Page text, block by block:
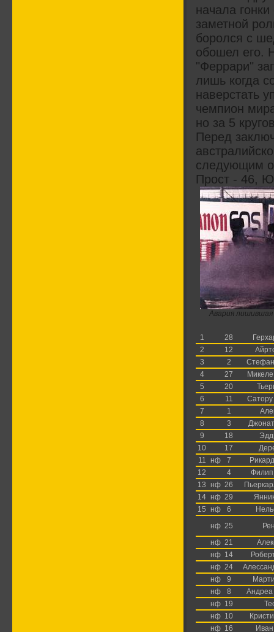
начала
заметной
боролся с
обошел его.
"Феррари"
лишь когда
наверстать
чемпион
но за 5
Перед
следующим
Прост - 46,
Авария
1 28
2
12
3
2
4
27
5
20
6
11
7
1
8
3
9
18
10
17
11
нф 7
12
4
13
нф 26
14 нф 29
15
нф 6
нф 25
нф 21
нф 14
нф 24
нф
9
нф
8
Андреа
нф 19
нф 10
нф 16